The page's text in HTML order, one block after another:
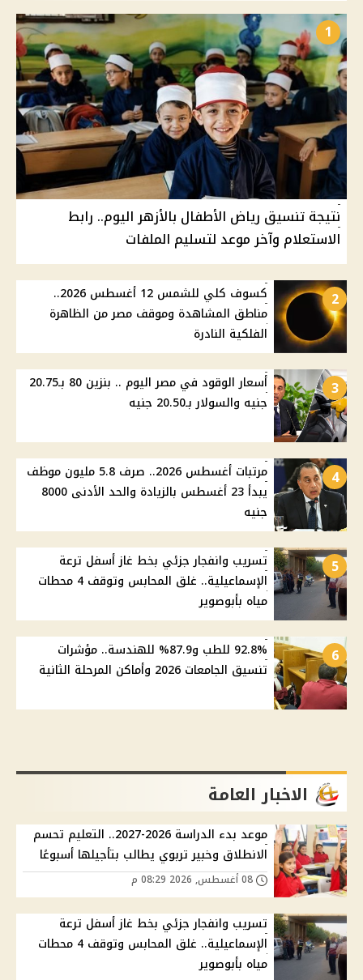
1
نتيجة تنسيق رياض الأطفال بالأزهر اليوم.. رابط
الاستعلام وآخر موعد لتسليم الملفات
2
كسوف كلي للشمس 12 أغسطس 2026..
مناطق المشاهدة وموقف مصر من الظاهرة
الفلكية النادرة
3
أسعار الوقود في مصر اليوم .. بنزين 80 بـ20.75
جنيه والسولار بـ20.50 جنيه
4
مرتبات أغسطس 2026.. صرف 5.8 مليون موظف
يبدأ 23 أغسطس بالزيادة والحد الأدنى 8000
جنيه
5
تسريب وانفجار جزئي بخط غاز أسفل ترعة
الإسماعيلية.. غلق المحابس وتوقف 4 محطات
مياه بأبوصوير
6
92.8% للطب و87.9% للهندسة.. مؤشرات
تنسيق الجامعات 2026 وأماكن المرحلة الثانية
الاخبار العامة
موعد بدء الدراسة 2026-2027.. التعليم تحسم
الانطلاق وخبير تربوي يطالب بتأجيلها أسبوعًا
تسريب وانفجار جزئي بخط غاز أسفل ترعة
الإسماعيلية.. غلق المحابس وتوقف 4 محطات
مياه بأبوصوير